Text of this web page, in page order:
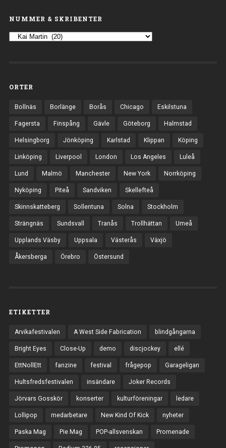
NUMMER & SKRIBENTER
ORTER
Bollnäs Borlänge Borås Chicago Eskilstuna
Fagersta Finspång Gävle Göteborg Halmstad
Helsingborg Jönköping Karlstad Klippan Köping
Linköping Liverpool London Los Angeles Luleå
Lund Malmö Manchester New York Norrköping
Nyköping Piteå Sandviken Skellefteå
Skinnskatteberg Sollentuna Solna Stockholm
Strängnäs Sundsvall Tranås Trollhättan Umeå
Upplands Väsby Uppsala Västerås Växjö
Åkersberga Örebro Östersund
ETIKETTER
Arvikafestivalen A West Side Fabrication blindgångarna
Bright Eyes Close-Up demo discjockey ellé
EttNollEtt fanzine festival frågepop Garageligan
Hultsfredsfestivalen insändare Joker Records
Jörvars Gosskör konserter kulturföreningar ledare
Lollipop medarbetare New Kind Of Kick nyheter
Paska Mag Pie Mag POP-allsvenskan Promenade